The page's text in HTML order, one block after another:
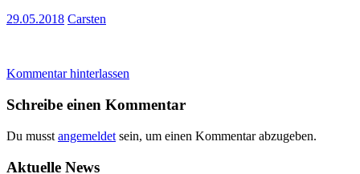
29.05.2018 Carsten
Kommentar hinterlassen
Schreibe einen Kommentar
Du musst angemeldet sein, um einen Kommentar abzugeben.
Aktuelle News